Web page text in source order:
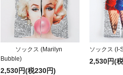
ソックス (Marilyn
Bubble)
2,530円(税230円)
ソックス (I-
2,530円(